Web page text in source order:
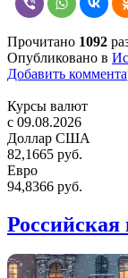
Прочитано 1092
Опубликовано в
Добавить
Курсы валют
c 09.08.2026
Доллар США
82,1665 руб.
Евро
94,8366 руб.
Российская